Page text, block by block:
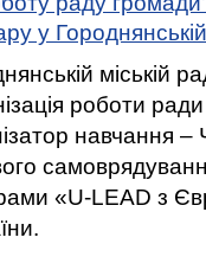
у
міській
роботи
навчання –
«U-LEAD з